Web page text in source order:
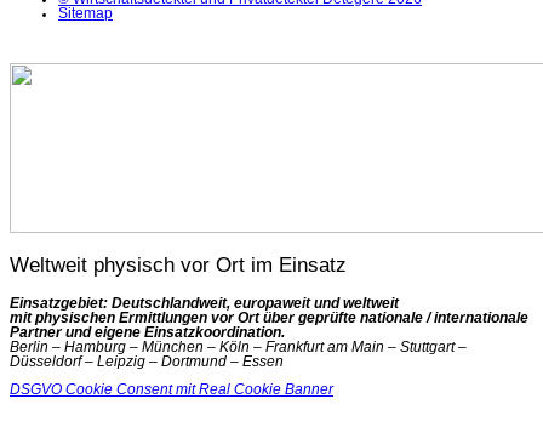
Sitemap
Weltweit physisch vor Ort im Einsatz
Einsatzgebiet: Deutschlandweit, europaweit und weltweit
mit physischen Ermittlungen vor Ort über geprüfte nationale / internationale
Partner und eigene Einsatzkoordination.
Berlin – Hamburg – München – Köln – Frankfurt am Main – Stuttgart –
Düsseldorf – Leipzig – Dortmund – Essen
DSGVO Cookie Consent mit Real Cookie Banner